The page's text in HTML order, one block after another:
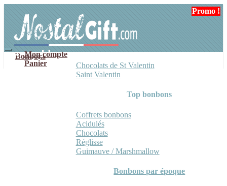
navigation
contenu
Mon compte
Panier
Bonbons
Chocolats de St Valentin
Saint Valentin
Top bonbons
Coffrets bonbons
Acidulés
Chocolats
Réglisse
Guimauve / Marshmallow
Bonbons par époque
Promo !